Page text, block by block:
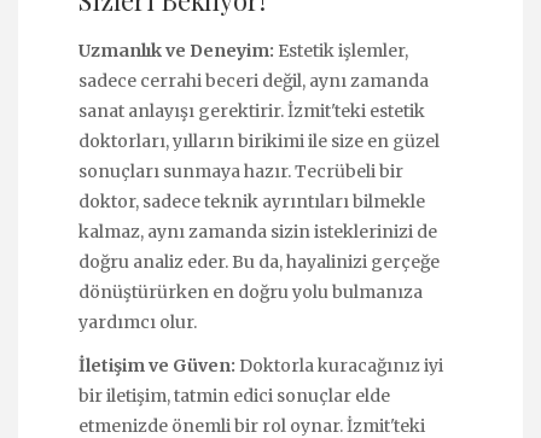
Uzmanlık ve Deneyim: Estetik işlemler,
sadece cerrahi beceri değil, aynı zamanda
sanat anlayışı gerektirir. İzmit'teki estetik
doktorları, yılların birikimi ile size en güzel
sonuçları sunmaya hazır. Tecrübeli bir
doktor, sadece teknik ayrıntıları bilmekle
kalmaz, aynı zamanda sizin isteklerinizi de
doğru analiz eder. Bu da, hayalinizi gerçeğe
dönüştürürken en doğru yolu bulmanıza
yardımcı olur.
İletişim ve Güven: Doktorla kuracağınız iyi
bir iletişim, tatmin edici sonuçlar elde
etmenizde önemli bir rol oynar. İzmit'teki